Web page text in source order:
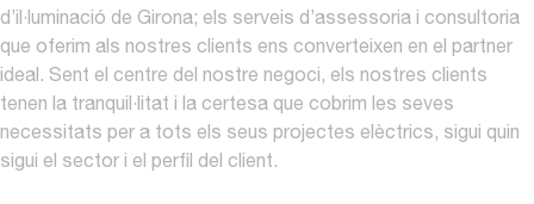
d’il·luminació de Girona; els serveis d’assessoria i consultoria
que oferim als nostres clients ens converteixen en el partner
ideal. Sent el centre del nostre negoci, els nostres clients
tenen la tranquil·litat i la certesa que cobrim les seves
necessitats per a tots els seus projectes elèctrics, sigui quin
sigui el sector i el perfil del client.